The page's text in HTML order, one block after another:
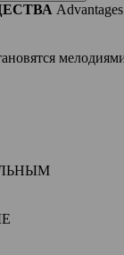
Advantages